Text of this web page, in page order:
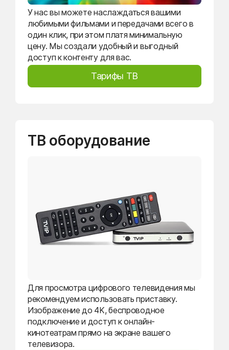
У нас вы можете наслаждаться вашими
любимыми фильмами и передачами всего в
один клик, при этом платя минимальную
цену. Мы создали удобный и выгодный
доступ к контенту для вас.
Тарифы ТВ
ТВ оборудование
Для просмотра цифрового телевидения мы
рекомендуем использовать приставку.
Изображение до 4K, беспроводное
подключение и доступ к онлайн-
кинотеатрам прямо на экране вашего
телевизора.